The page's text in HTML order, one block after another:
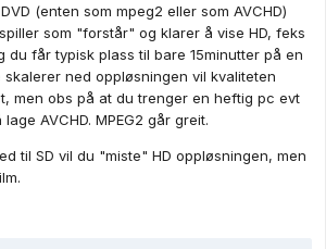
(enten som mpeg2 eller som AVCHD)
som "forstår" og klarer å vise HD, feks
du får typisk plass til bare 15minutter på en
skalerer ned oppløsningen vil kvaliteten
men obs på at du trenger en heftig pc evt
AVCHD. MPEG2 går greit.
til SD vil du "miste" HD oppløsningen, men